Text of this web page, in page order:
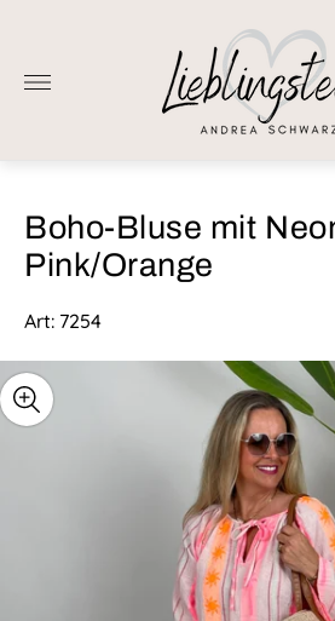
Laden-
Logo"
Boho-Bluse mit
Pink/Orange
Art: 7254